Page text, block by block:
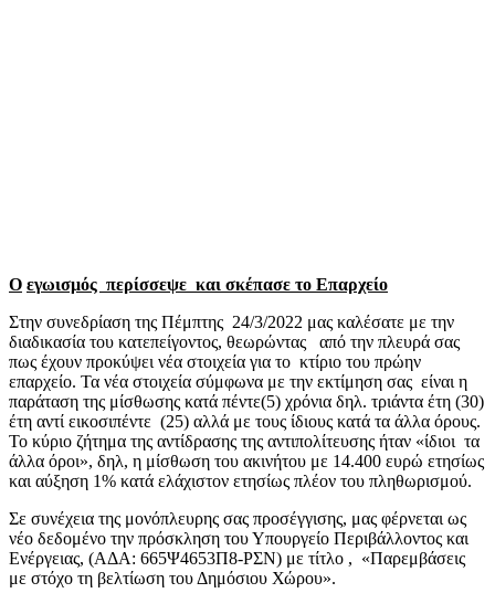
O εγωισμός περίσσεψε και σκέπασε το Επαρχείο
Στην συνεδρίαση της Πέμπτης 24/3/2022 μας καλέσατε με την
διαδικασία του κατεπείγοντος, θεωρώντας από την πλευρά σας
πως έχουν προκύψει νέα στοιχεία για το κτίριο του πρώην
επαρχείο. Τα νέα στοιχεία σύμφωνα με την εκτίμηση σας είναι η
παράταση της μίσθωσης κατά πέντε(5) χρόνια δηλ. τριάντα έτη (30)
έτη αντί εικοσιπέντε (25) αλλά με τους ίδιους κατά τα άλλα όρους.
Το κύριο ζήτημα της αντίδρασης της αντιπολίτευσης ήταν «ίδιοι τα
άλλα όροι», δηλ, η μίσθωση του ακινήτου με 14.400 ευρώ ετησίως
και αύξηση 1% κατά ελάχιστον ετησίως πλέον του πληθωρισμού.
Σε συνέχεια της μονόπλευρης σας προσέγγισης, μας φέρνεται ως
νέο δεδομένο την πρόσκληση του Υπουργείο Περιβάλλοντος και
Ενέργειας, (ΑΔΑ: 665Ψ4653Π8-ΡΣΝ) με τίτλο , «Παρεμβάσεις
με στόχο τη βελτίωση του Δημόσιου Χώρου».